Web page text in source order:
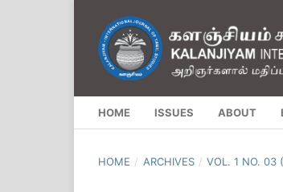
HOME ISSUES ABOUT
HOME / ARCHIVES / VOL. 1 NO. 03